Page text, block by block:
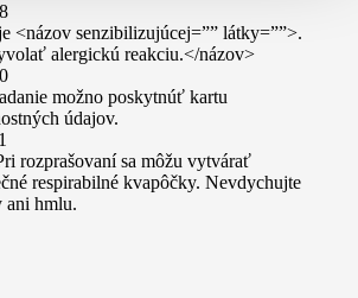
<názov senzibilizujúcej=”” látky=””>.
alergickú reakciu.</názov>
možno poskytnúť kartu
údajov.
rozprašovaní sa môžu vytvárať
respirabilné kvapôčky. Nevdychujte
ani hmlu.